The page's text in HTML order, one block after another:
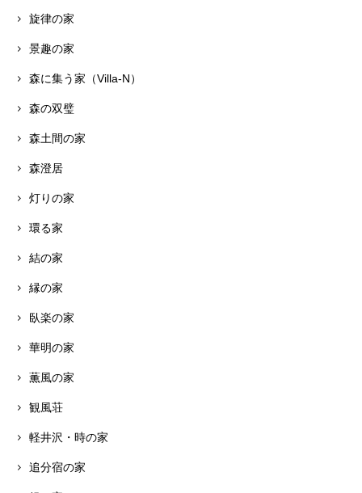
旋律の家
景趣の家
森に集う家（Villa-N）
森の双璧
森土間の家
森澄居
灯りの家
環る家
結の家
縁の家
臥楽の家
華明の家
薫風の家
観風荘
軽井沢・時の家
追分宿の家